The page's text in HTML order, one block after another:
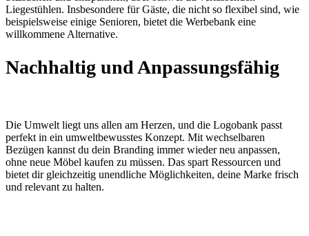
Liegestühlen. Insbesondere für Gäste, die nicht so flexibel sind, wie
beispielsweise einige Senioren, bietet die Werbebank eine
willkommene Alternative.
Nachhaltig und Anpassungsfähig
Die Umwelt liegt uns allen am Herzen, und die Logobank passt
perfekt in ein umweltbewusstes Konzept. Mit wechselbaren
Bezügen kannst du dein Branding immer wieder neu anpassen,
ohne neue Möbel kaufen zu müssen. Das spart Ressourcen und
bietet dir gleichzeitig unendliche Möglichkeiten, deine Marke frisch
und relevant zu halten.